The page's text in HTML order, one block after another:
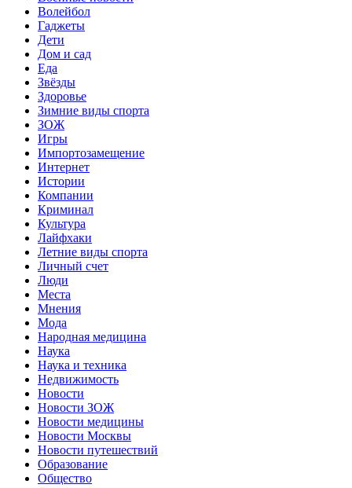
Волейбол
Гаджеты
Дети
Дом и сад
Еда
Звёзды
Здоровье
Зимние виды спорта
ЗОЖ
Игры
Импортозамещение
Интернет
Истории
Компании
Криминал
Культура
Лайфхаки
Летние виды спорта
Личный счет
Люди
Места
Мнения
Мода
Народная медицина
Наука
Наука и техника
Недвижимость
Новости
Новости ЗОЖ
Новости медицины
Новости Москвы
Новости путешествий
Образование
Общество